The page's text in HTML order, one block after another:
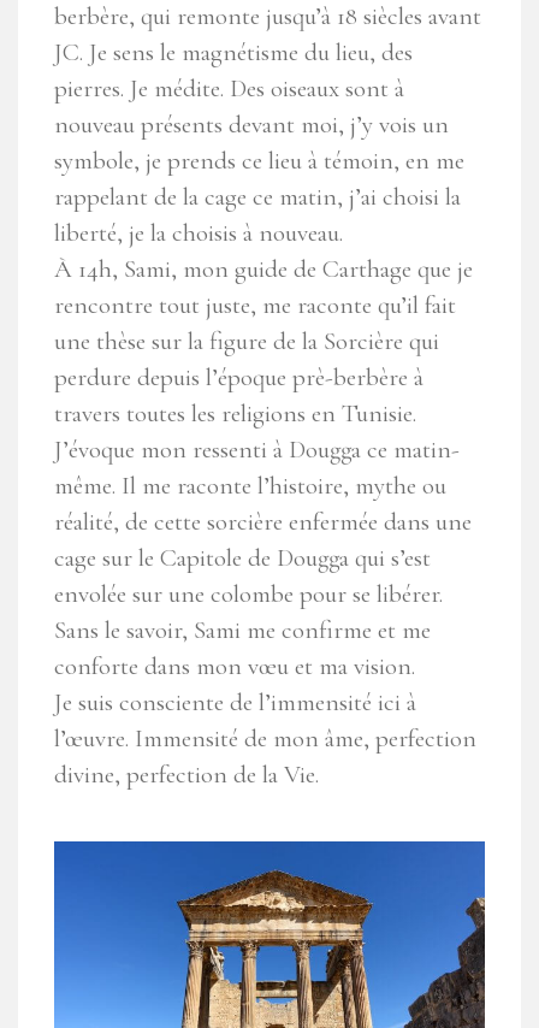
berbère, qui remonte jusqu’à 18 siècles avant
JC. Je sens le magnétisme du lieu, des
pierres. Je médite. Des oiseaux sont à
nouveau présents devant moi, j’y vois un
symbole, je prends ce lieu à témoin, en me
rappelant de la cage ce matin, j’ai choisi la
liberté, je la choisis à nouveau.
À 14h, Sami, mon guide de Carthage que je
rencontre tout juste, me raconte qu’il fait
une thèse sur la figure de la Sorcière qui
perdure depuis l’époque prè-berbère à
travers toutes les religions en Tunisie.
J’évoque mon ressenti à Dougga ce matin-
même. Il me raconte l’histoire, mythe ou
réalité, de cette sorcière enfermée dans une
cage sur le Capitole de Dougga qui s’est
envolée sur une colombe pour se libérer.
Sans le savoir, Sami me confirme et me
conforte dans mon vœu et ma vision.
Je suis consciente de l’immensité ici à
l’œuvre. Immensité de mon âme, perfection
divine, perfection de la Vie.